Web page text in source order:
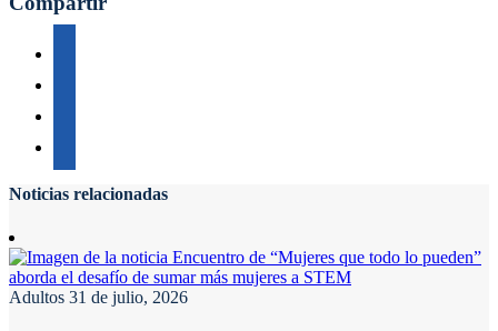
Noticias relacionadas
Adultos 31 de julio, 2026